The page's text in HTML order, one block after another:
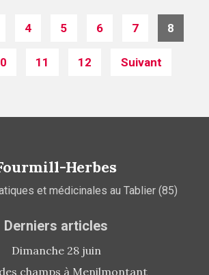
4 5 6 7 8
11 12 Suivant
Herbes
et médicinales au Tablier (85)
Derniers articles
Dimanche 28 juin
champs à Menilmontant